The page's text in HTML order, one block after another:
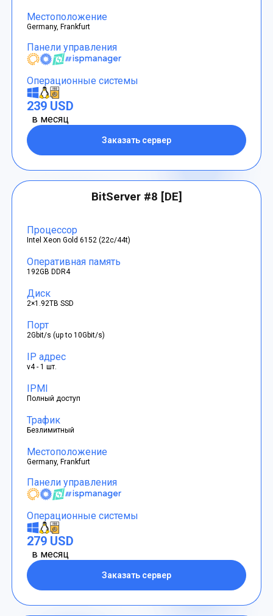
Местоположение
Germany, Frankfurt
Панели управления
Операционные системы
239 USD
в месяц
Заказать сервер
BitServer #8 [DE]
Процессор
Intel Xeon Gold 6152 (22c/44t)
Оперативная память
192GB DDR4
Диск
2×1.92TB SSD
Порт
2Gbit/s (up to 10Gbit/s)
IP адрес
v4 - 1 шт.
IPMI
Полный доступ
Трафик
Безлимитный
Местоположение
Germany, Frankfurt
Панели управления
Операционные системы
279 USD
в месяц
Заказать сервер